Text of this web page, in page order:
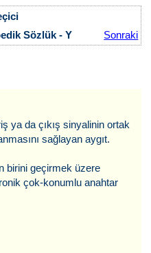
Sözlük - Y Sonraki
ya da çıkış sinyalinin ortak
sağlayan aygıt.
birini geçirmek üzere
çok-konumlu anahtar